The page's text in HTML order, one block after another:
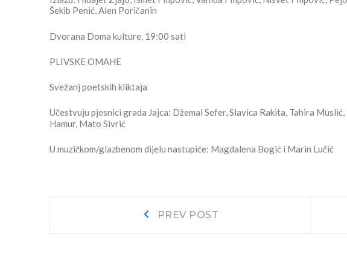
Šekib Penić, Alen Poričanin
Dvorana Doma kulture, 19:00 sati
PLIVSKE OMAHE
Svežanj poetskih kliktaja
Učestvuju pjesnici grada Jajca: Džemal Sefer, Slavica Rakita, Tahira
Hamur, Mato Sivrić
U muzičkom/glazbenom dijelu nastupiće: Magdalena Bogić i Marin Lučić
Navigacija
PREV POST